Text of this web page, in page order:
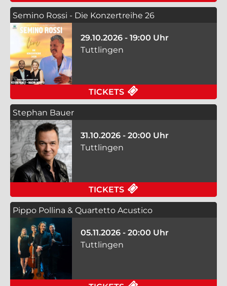
Semino Rossi - Die Konzertreihe 26
29.10.2026 - 19:00 Uhr
Tuttlingen
TICKETS
Stephan Bauer
31.10.2026 - 20:00 Uhr
Tuttlingen
TICKETS
Pippo Pollina & Quartetto Acustico
05.11.2026 - 20:00 Uhr
Tuttlingen